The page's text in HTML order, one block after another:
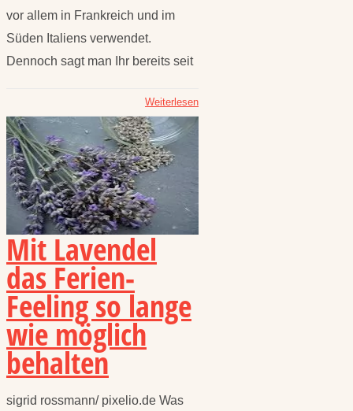
vor allem in Frankreich und im
Süden Italiens verwendet.
Dennoch sagt man Ihr bereits seit
Weiterlesen
Mit Lavendel
das Ferien-
Feeling so lange
wie möglich
behalten
sigrid rossmann/ pixelio.de Was